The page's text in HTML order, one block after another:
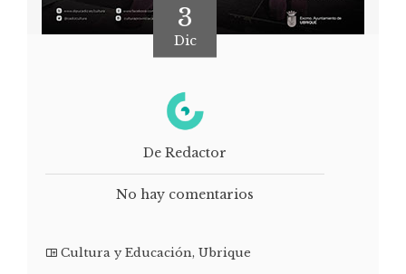
3
Dic
De Redactor
No hay comentarios
Cultura y Educación, Ubrique